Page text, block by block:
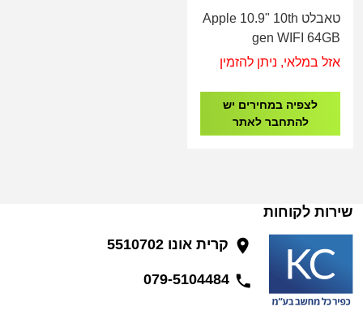
טאבלט Apple 10.9" 10th
gen WIFI 64GB
MCM84KN/A Blue
אזל במלאי, ניתן להזמין
לצפיה במחירים יש
להתחבר לאתר
שירות לקוחות
קרית אונו 5510702